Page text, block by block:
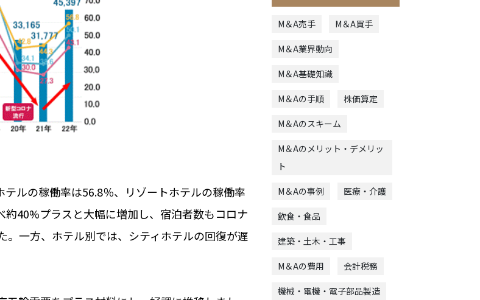
ルの稼働率は56.8％、リゾートホテルの稼働率
40%プラスと大幅に増加し、宿泊者数もコロナ
一方、ホテル別では、シティホテルの回復が遅
M＆A売手 M＆A買手
M＆A業界動向
M＆A基礎知識
M＆Aの手順 株価算定
M＆Aのスキーム
M＆Aのメリット・デメリッ
ト
M＆Aの事例 医療・介護
飲食・食品
建築・土木・工事
M＆Aの費用 会計税務
機械・電機・電子部品製造